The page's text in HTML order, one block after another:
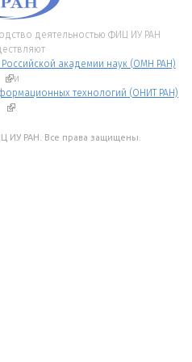
деятельностью ФИЦ ИУ РАН
академии наук (ОМН РАН)
(внешняя ссылка)
и
технологий (ОНИТ РАН)
(внешняя ссылка)
.
ИУ РАН. Все права защищены.